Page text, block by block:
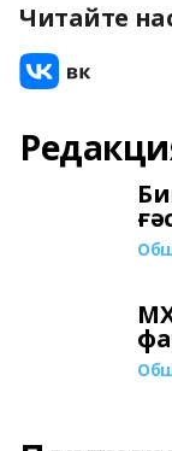
Читайте